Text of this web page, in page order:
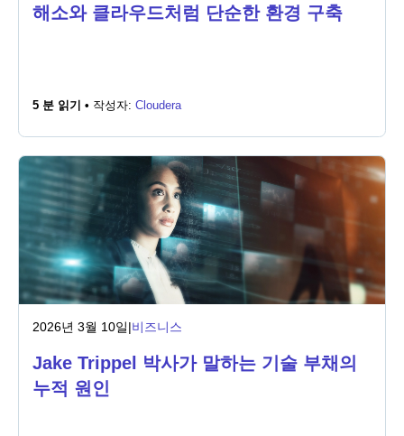
해소와 클라우드처럼 단순한 환경 구축
5 분 읽기 • 작성자: Cloudera
2026년 3월 10일|비즈니스
Jake Trippel 박사가 말하는 기술 부채의
누적 원인